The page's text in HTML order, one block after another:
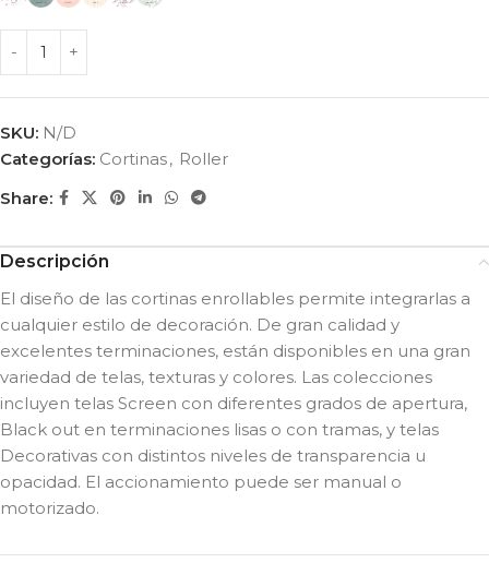
SKU: N/D
Categorías: Cortinas, Roller
Share:
Descripción
El diseño de las cortinas enrollables permite integrarlas a
cualquier estilo de decoración. De gran calidad y
excelentes terminaciones, están disponibles en una gran
variedad de telas, texturas y colores. Las colecciones
incluyen telas Screen con diferentes grados de apertura,
Black out en terminaciones lisas o con tramas, y telas
Decorativas con distintos niveles de transparencia u
opacidad. El accionamiento puede ser manual o
motorizado.